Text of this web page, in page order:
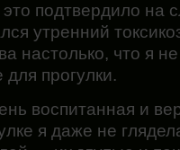
это подтвердило на
утренний
настолько, что я
для прогулки.
воспитанная и
я даже не